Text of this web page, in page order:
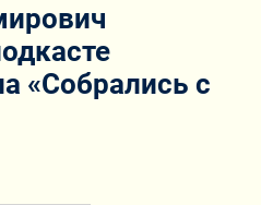
«Собрались с